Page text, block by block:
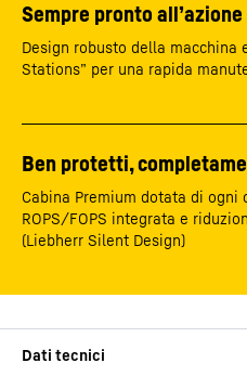
Sempre pronto all’azione
Design robusto della macchina
Stations” per una rapida
Ben protetti,
Cabina Premium dotata di ogni
ROPS/FOPS integrata e
(Liebherr Silent Design)